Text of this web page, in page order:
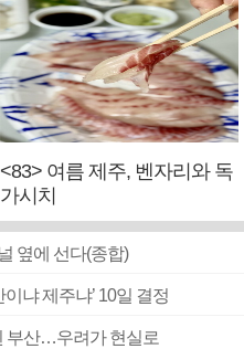
<83> 여름 제주, 벤자리와 독
가시치
옆에 선다(종합)
냐 제주냐’ 10일 결정
부산…우려가 현실로